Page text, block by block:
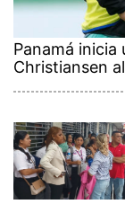
Panamá inicia
Christiansen